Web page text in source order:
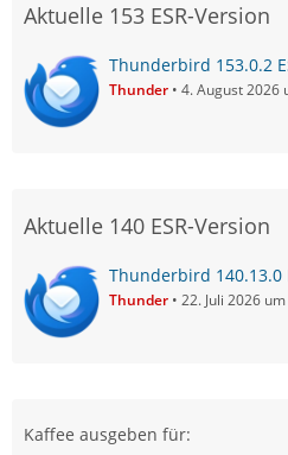
Aktuelle 153 ESR-Version
Thunderbird 153.0.2
Thunder 4. August 2026
Aktuelle 140 ESR-Version
Thunderbird 140.13.0
Thunder 22. Juli 2026
Kaffee ausgeben für: